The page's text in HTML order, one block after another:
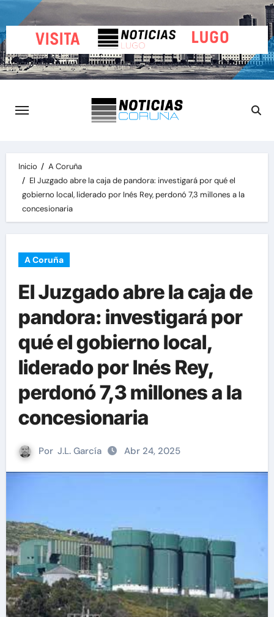
al
contenido
Inicio
A Coruña
El Juzgado abre la caja de pandora: investigará por qué el
gobierno local, liderado por Inés Rey, perdonó 7,3 millones a la
concesionaria
A Coruña
El Juzgado abre la caja de
pandora: investigará por
qué el gobierno local,
liderado por Inés Rey,
perdonó 7,3 millones a la
concesionaria
Por J.L. García Abr 24, 2025